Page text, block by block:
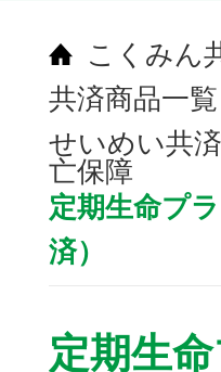
こくみん
共済商品一覧
せいめい共
亡保障
定期生命プ
済）
定期生